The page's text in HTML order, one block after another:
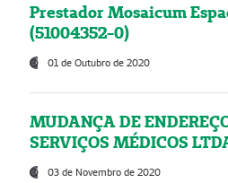
Prestador Mosaicum
(51004352-0)
01 de Outubro de 2020
MUDANÇA DE
SERVIÇOS MÉDICOS
03 de Novembro de 2020